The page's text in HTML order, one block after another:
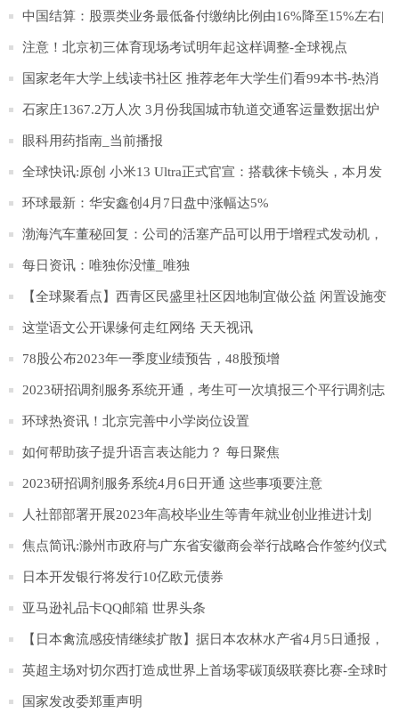
中国结算：股票类业务最低备付缴纳比例由16%降至15%左右|
滚动
注意！北京初三体育现场考试明年起这样调整-全球视点
国家老年大学上线读书社区 推荐老年大学生们看99本书-热消
息
石家庄1367.2万人次 3月份我国城市轨道交通客运量数据出炉
环球精选
眼科用药指南_当前播报
全球快讯:原创 小米13 Ultra正式官宣：搭载徕卡镜头，本月发
布
环球最新：华安鑫创4月7日盘中涨幅达5%
渤海汽车董秘回复：公司的活塞产品可以用于增程式发动机，
目前参与塞力斯问界M5、M7增程式发动机的配套:世界速看
每日资讯：唯独你没懂_唯独
【全球聚看点】西青区民盛里社区因地制宜做公益 闲置设施变
身“爱心置换亭”
这堂语文公开课缘何走红网络 天天视讯
78股公布2023年一季度业绩预告，48股预增
2023研招调剂服务系统开通，考生可一次填报三个平行调剂志
愿
环球热资讯！北京完善中小学岗位设置
如何帮助孩子提升语言表达能力？ 每日聚焦
2023研招调剂服务系统4月6日开通 这些事项要注意
人社部部署开展2023年高校毕业生等青年就业创业推进计划
焦点简讯:滁州市政府与广东省安徽商会举行战略合作签约仪式
日本开发银行将发行10亿欧元债券
亚马逊礼品卡QQ邮箱 世界头条
【日本禽流感疫情继续扩散】据日本农林水产省4月5日通报，
日本北海道千岁市一处农场发生高致病性H5N1型禽流感疫情。
这家农场饲养的约35万只蛋鸡以及同一城市与其有关的另一家
英超主场对切尔西打造成世界上首场零碳顶级联赛比赛-全球时
讯
国家发改委郑重声明